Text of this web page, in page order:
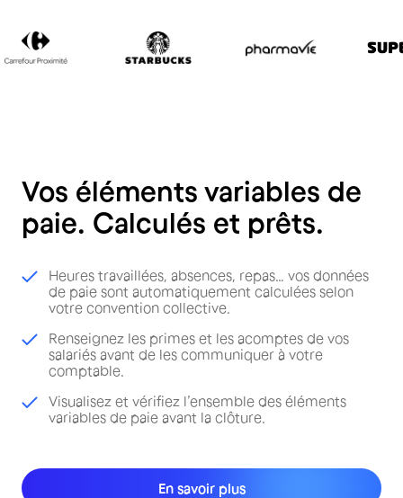
Vos éléments variables de
paie. Calculés et prêts.
Heures travaillées, absences, repas… vos données
de paie sont automatiquement calculées selon
votre convention collective.
Renseignez les primes et les acomptes de vos
salariés avant de les communiquer à votre
comptable.
Visualisez et vérifiez l’ensemble des éléments
variables de paie avant la clôture.
En savoir plus